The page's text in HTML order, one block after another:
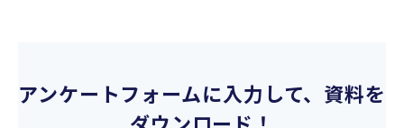
アンケートフォームに入力して、資料を